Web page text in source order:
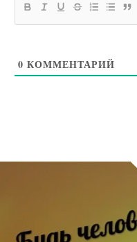
0 КОММЕНТАРИЙ